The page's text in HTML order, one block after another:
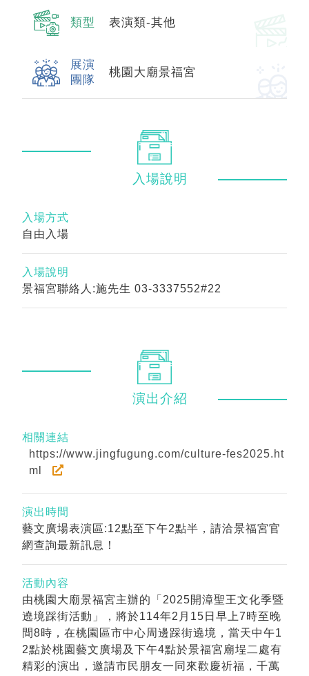
類型 表演類-其他
展演
團隊
桃園大廟景福宮
入場說明
入場方式
自由入場
入場說明
景福宮聯絡人:施先生 03-3337552#22
演出介紹
相關連結
https://www.jingfugung.com/culture-fes2025.ht
ml
演出時間
藝文廣場表演區:12點至下午2點半，請洽景福宮官
網查詢最新訊息！
活動內容
由桃園大廟景福宮主辦的「2025開漳聖王文化季暨
遶境踩街活動」，將於114年2月15日早上7時至晚
間8時，在桃園區市中心周邊踩街遶境，當天中午1
2點於桃園藝文廣場及下午4點於景福宮廟埕二處有
精彩的演出，邀請市民朋友一同來歡慶祈福，千萬